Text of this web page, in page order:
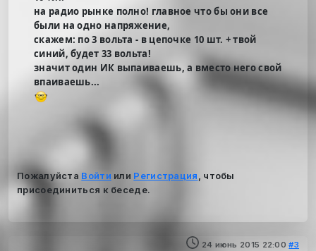
на радио рынке полно! главное что бы они все
были на одно напряжение,
скажем: по 3 вольта - в цепочке 10 шт. + твой
синий, будет 33 вольта!
значит один ИК выпаиваешь, а вместо него свой
впаиваешь...
Пожалуйста Войти или Регистрация
, чтобы
присоединиться к беседе.
24 июнь 2015 22:00 #3